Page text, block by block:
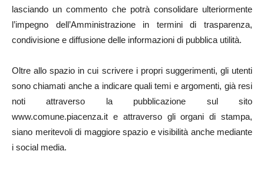
lasciando un commento che potrà consolidare ulteriormente
l’impegno dell’Amministrazione in termini di trasparenza,
condivisione e diffusione delle informazioni di pubblica utilità.
Oltre allo spazio in cui scrivere i propri suggerimenti, gli utenti
sono chiamati anche a indicare quali temi e argomenti, già resi
noti attraverso la pubblicazione sul sito
www.comune.piacenza.it e attraverso gli organi di stampa,
siano meritevoli di maggiore spazio e visibilità anche mediante
i social media.